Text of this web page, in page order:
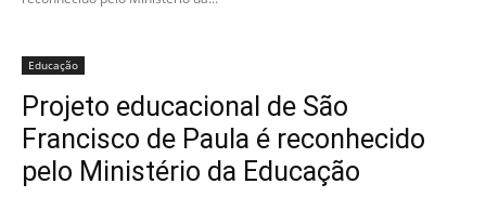
Educação
Projeto educacional de São
Francisco de Paula é reconhecido
pelo Ministério da Educação